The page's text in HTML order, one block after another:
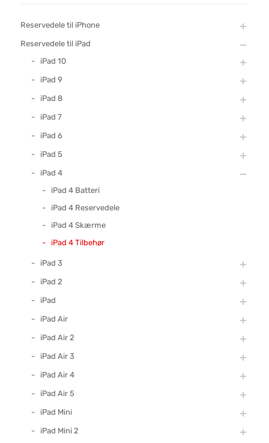
Reservedele til iPhone
Reservedele til iPad
iPad 10
iPad 9
iPad 8
iPad 7
iPad 6
iPad 5
iPad 4
iPad 4 Batteri
iPad 4 Reservedele
iPad 4 Skærme
iPad 4 Tilbehør
iPad 3
iPad 2
iPad
iPad Air
iPad Air 2
iPad Air 3
iPad Air 4
iPad Air 5
iPad Mini
iPad Mini 2